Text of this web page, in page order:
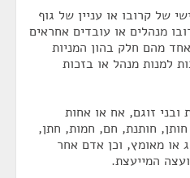
של קרובו או עניין של גוף
מנהלים או עובדים אחראים
מהם חלק בהון המניות
למנות מנהל או בזכות
זוגם, אח או אחות
חותנת, חם, חמות, חתן,
או מאומץ, וכן אדם אחר
המייעצת.